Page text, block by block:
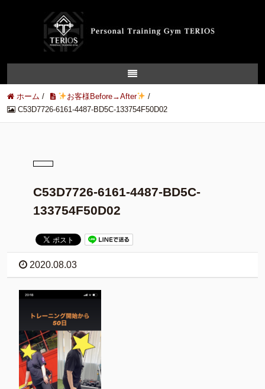
ホーム / お客様Before→After
/
C53D7726-6161-4487-BD5C-133754F50D02
C53D7726-6161-4487-BD5C-
133754F50D02
2020.08.03